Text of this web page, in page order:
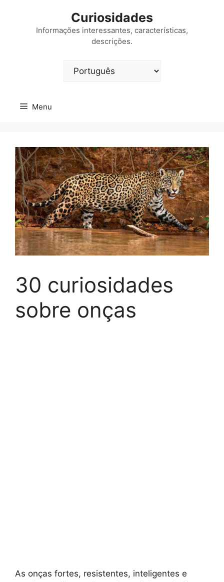
Curiosidades
Informações interessantes, características,
descrições.
Escolha
Menu
30 curiosidades
sobre onças
As onças fortes, resistentes, inteligentes e